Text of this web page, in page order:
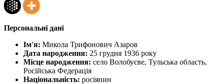
Персональні дані
Ім'я: Микола Трифонович Азаров
Дата народження: 25 грудня 1936 року
Місце народження: село Волобуєве, Тульська область,
Російська Федерація
Національність: росіянин